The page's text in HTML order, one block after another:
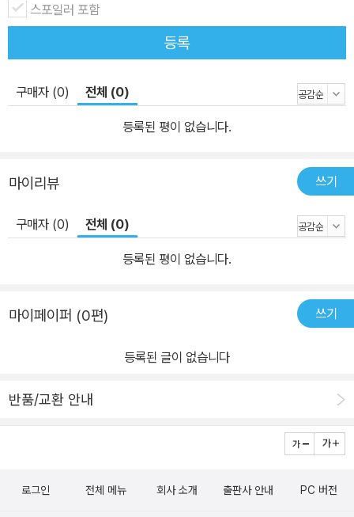
스포일러 포함
등록
구매자 (0) 전체 (0)
등록된 평이 없습니다.
마이리뷰 쓰기
구매자 (0) 전체 (0)
등록된 평이 없습니다.
마이페이퍼 (0편) 쓰기
등록된 글이 없습니다
반품/교환 안내
로그인 전체 메뉴 회사 소개 출판사 안내 PC 버전